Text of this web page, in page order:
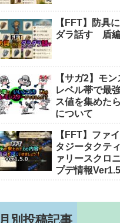
【FFT】防具
ダラ話す 盾
【サガ2】モ
レベル帯で最
ス値を集めた
について
【FFT】ファ
タジータクテ
ァリースクロ
プデ情報
月別投稿記事